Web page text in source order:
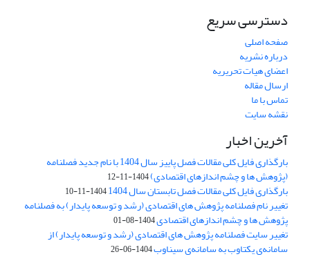
دسترسی سریع
صفحه اصلی
درباره نشریه
اعضای هیات تحریریه
ارسال مقاله
تماس با ما
نقشه سایت
آخرین اخبار
بارگذاری فایل کلی مقالات فصل پاییز سال 1404 با نام جدید فصلنامه
(پژوهش ها و چشم اندازهای اقتصادی)1404-11-12
بارگذاری فایل کلی مقالات فصل تابستان سال 1404 1404-11-10
تغییر نام فصلنامه پژوهش های اقتصادی (رشد و توسعه پایدار) به فصلنامه
پژوهش ها و چشم اندازهای اقتصادی1404-08-01
تغییر سایت فصلنامه پژوهش های اقتصادی (رشد و توسعه پایدار) از
سامانه‌ی یکتاوب به سامانه‌ی سیناوب1404-06-26